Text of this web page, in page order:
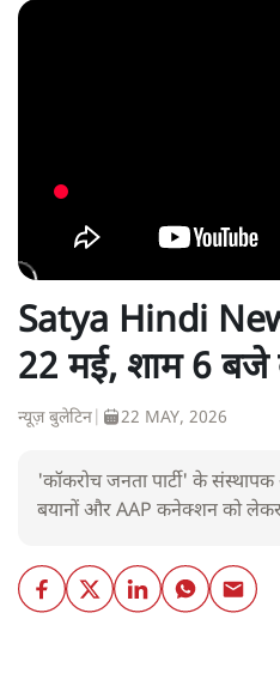
Satya Hindi
22 मई, शाम 6
न्यूज़ बुलेटिन 22 MAY, 2026
'कॉकरोच जनता पार्टी' के
बयानों और AAP कनेक्शन को लेकर